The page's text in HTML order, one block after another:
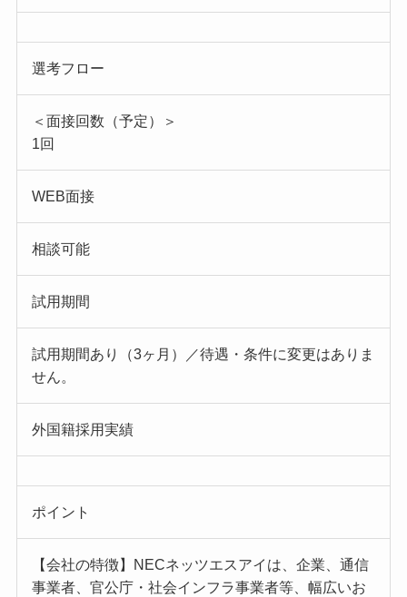
選考フロー
＜面接回数（予定）＞
1回
WEB面接
相談可能
試用期間
試用期間あり（3ヶ月）／待遇・条件に変更はありま
せん。
外国籍採用実績
ポイント
【会社の特徴】NECネッツエスアイは、企業、通信
事業者、官公庁・社会インフラ事業者等、幅広いお